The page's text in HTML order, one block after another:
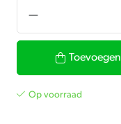
Op voorraad